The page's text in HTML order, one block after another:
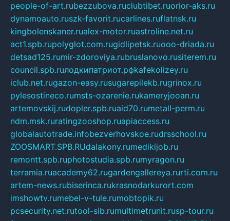
people-of-art.rubezzubova.ruclubtibet.ruorior-aks.ru
dynamoauto.ruszk-favorit.rucarlines.ruflatnsk.ru
kingbolenskaner.rualex-motor.ruastroline.net.ru
act1.spb.rupolyglot.com.rugidlipetsk.ruooo-driada.ru
detsad125.rumir-zdoroviya.rubruslanovo.rusiterem.ru
council.spb.ruлодкипатриот.рфkafekolizey.ru
iclub.net.rugazon-easy.rusugarepilekb.rugrinox.ru
pylesostineco.rumsts-ozarenie.rukameryjooan.ru
artemovskij.rudopler.spb.ruaid70.rumetall-perm.ru
ndm.msk.ruratingzooshop.ruapiaccess.ru
globalautotrade.infobezverhovskoe.rudrsschool.ru
ZOOSMART.SPB.RUdalakony.rumedikijob.ru
remontt.spb.ruphotostudia.spb.rumyragon.ru
terramia.ruacademy62.rugardengallereya.rurti.com.ru
artem-news.rubiserinca.rukrasnodarkurort.com
imshowtv.rumebel-v-tule.rumobtopik.ru
pcsecurity.net.rutool-sib.rumultimetrunit.rusp-tour.ru